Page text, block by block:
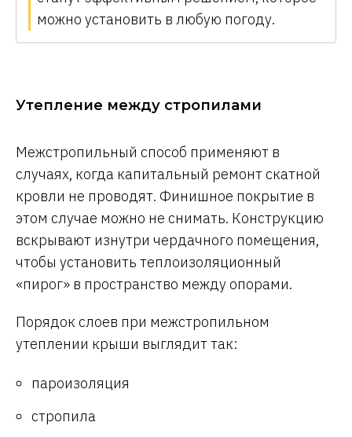
можно установить в любую погоду.
Утепление между стропилами
Межстропильный способ применяют в
случаях, когда капитальный ремонт скатной
кровли не проводят. Финишное покрытие в
этом случае можно не снимать. Конструкцию
вскрывают изнутри чердачного помещения,
чтобы установить теплоизоляционный
«пирог» в пространство между опорами.
Порядок слоев при межстропильном
утеплении крыши выглядит так:
пароизоляция
стропила